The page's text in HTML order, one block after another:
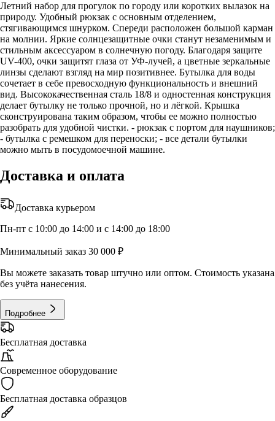
Летний набор для прогулок по городу или коротких вылазок на
природу. Удобный рюкзак с основным отделением,
стягивающимся шнурком. Спереди расположен большой карман
на молнии. Яркие солнцезащитные очки станут незаменимым и
стильным аксессуаром в солнечную погоду. Благодаря защите
UV-400, очки защитят глаза от УФ-лучей, а цветные зеркальные
линзы сделают взгляд на мир позитивнее. Бутылка для воды
сочетает в себе превосходную функциональность и внешний
вид. Высококачественная сталь 18/8 и одностенная конструкция
делает бутылку не только прочной, но и лёгкой. Крышка
сконструирована таким образом, чтобы ее можно полностью
разобрать для удобной чистки. - рюкзак с портом для наушников;
- бутылка с ремешком для переноски; - все детали бутылки
можно мыть в посудомоечной машине.
Доставка и оплата
Доставка курьером
Пн-пт с 10:00 до 14:00 и с 14:00 до 18:00
Минимальный заказ 30 000 ₽
Вы можете заказать товар штучно или оптом. Стоимость указана
без учёта нанесения.
Подробнее
Бесплатная доставка
Современное оборудование
Бесплатная доставка образцов